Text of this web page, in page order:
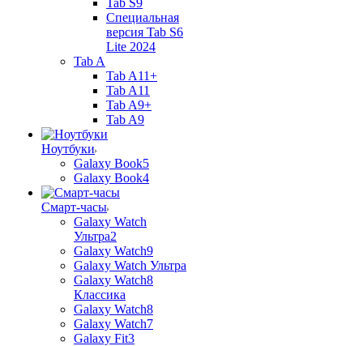
Tab S9
Специальная
версия Tab S6
Lite 2024
Tab A
Tab A11+
Tab A11
Tab A9+
Tab A9
Ноутбуки
Galaxy Book5
Galaxy Book4
Смарт-часы
Galaxy Watch
Ультра2
Galaxy Watch9
Galaxy Watch Ультра
Galaxy Watch8
Классика
Galaxy Watch8
Galaxy Watch7
Galaxy Fit3